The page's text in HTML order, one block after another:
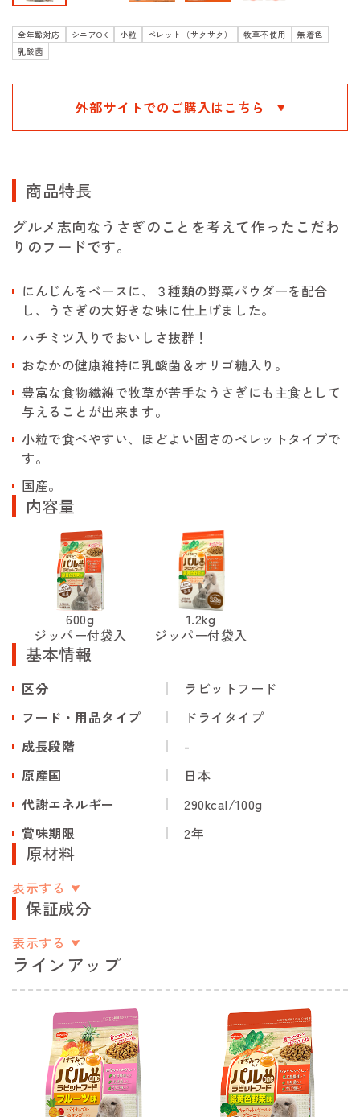
全年齢対応 シニアOK 小粒 ペレット（サクサク） 牧草不使用
無着色
乳酸菌
外部サイトでのご購入はこちら
商品特長
グルメ志向なうさぎのことを考えて作ったこだわ
りのフードです。
にんじんをベースに、３種類の野菜パウダーを配合
し、うさぎの大好きな味に仕上げました。
ハチミツ入りでおいしさ抜群！
おなかの健康維持に乳酸菌＆オリゴ糖入り。
豊富な食物繊維で牧草が苦手なうさぎにも主食として
与えることが出来ます。
小粒で食べやすい、ほどよい固さのペレットタイプで
す。
国産。
内容量
600g
ジッパー付袋入
1.2kg
ジッパー付袋入
基本情報
区分
ラビットフード
フード・用品タイプ
ドライタイプ
成長段階
-
原産国
日本
代謝エネルギー
290kcal/100g
賞味期限
2年
原材料
表示する
保証成分
表示する
ラインアップ